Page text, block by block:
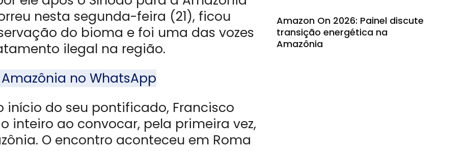
nesta segunda-feira (21), ficou
do bioma e foi uma das vozes
ilegal na região.
no WhatsApp
início do seu pontificado, Francisco
inteiro ao convocar, pela primeira vez,
O encontro aconteceu em Roma
Amazon On 2026: Painel discute
transição energética na
Amazônia